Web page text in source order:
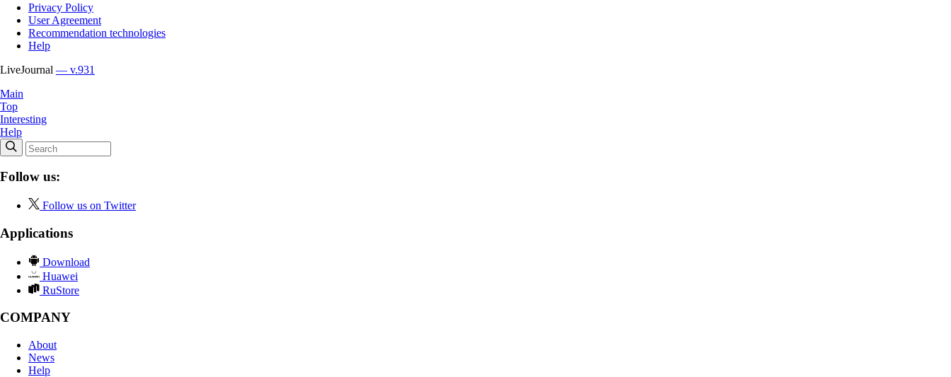
Privacy Policy
User Agreement
Recommendation technologies
Help
LiveJournal — v.931
Main
Top
Interesting
Help
Follow us:
Follow us on Twitter
Applications
Download
Huawei
RuStore
COMPANY
About
News
Help